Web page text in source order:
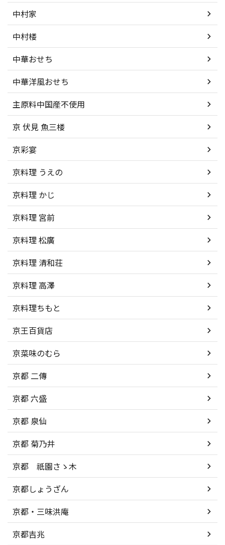
中村家
中村楼
中華おせち
中華洋風おせち
主原料中国産不使用
京 伏見 魚三楼
京彩宴
京料理 うえの
京料理 かじ
京料理 宮前
京料理 松廣
京料理 清和荘
京料理 高澤
京料理ちもと
京王百貨店
京菜味のむら
京都 二傳
京都 六盛
京都 泉仙
京都 菊乃井
京都 祇園さゝ木
京都しょうざん
京都・三味洪庵
京都吉兆